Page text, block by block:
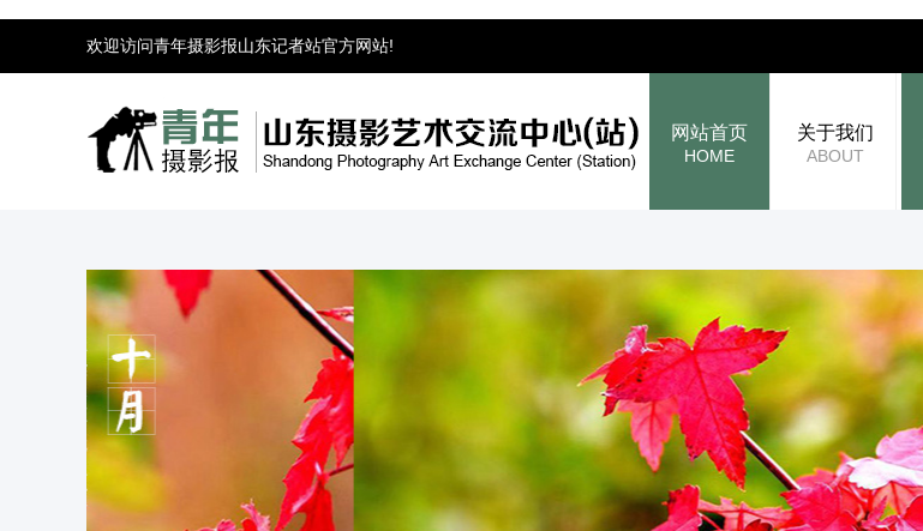
欢迎访问青年摄影报山东记者站官方网站!
网站首页
HOME
关于我们
ABOUT